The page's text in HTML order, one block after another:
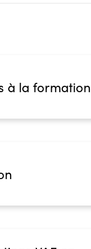
à la formation